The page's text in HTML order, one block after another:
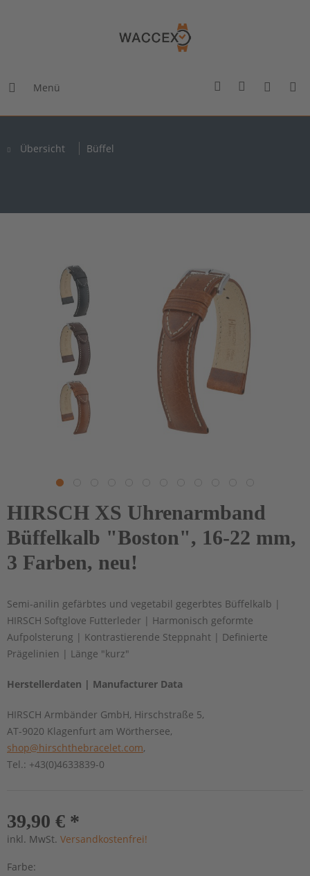
Menü
Übersicht Büffel
HIRSCH XS Uhrenarmband
Büffelkalb "Boston", 16-22 mm,
3 Farben, neu!
Semi-anilin gefärbtes und vegetabil gegerbtes Büffelkalb |
HIRSCH Softglove Futterleder | Harmonisch geformte
Aufpolsterung | Kontrastierende Steppnaht | Definierte
Prägelinien | Länge "kurz"
Herstellerdaten | Manufacturer Data
HIRSCH Armbänder GmbH, Hirschstraße 5,
AT-9020 Klagenfurt am Wörthersee,
shop@hirschthebracelet.com,
Tel.: +43(0)4633839-0
39,90 € *
inkl. MwSt. Versandkostenfrei!
Farbe: